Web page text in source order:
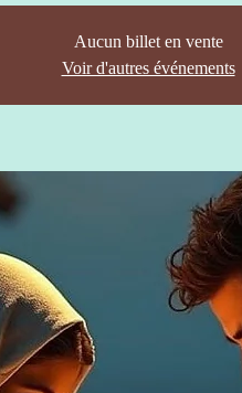
Aucun billet en vente
Voir d'autres événements